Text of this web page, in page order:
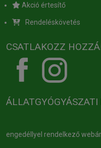
Akció értesítő
Rendeléskövetés
CSATLAKOZZ
engedéllyel rendelkező